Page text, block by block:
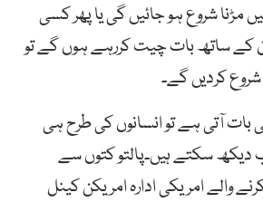
مڑنا شروع ہو جائیں گی یا پھر کسی
کے ساتھ بات چیت کررہے ہوں گے تو
کردیں گے۔
بات آتی ہے تو انسانوں کی طرح ہی
دیکھ سکتے ہیں۔پالتو کتوں سے
والے امریکی ادارہ امریکن کینل